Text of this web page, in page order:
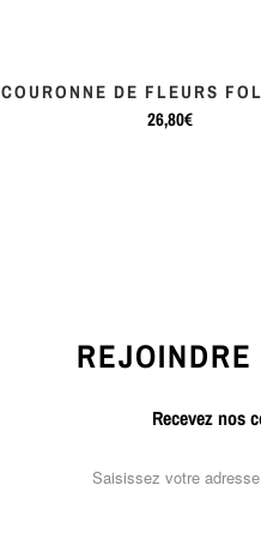
COURONNE DE FLEURS
26,80€
Recevez nos